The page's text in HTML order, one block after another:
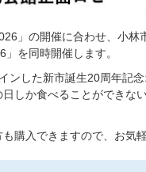
」の開催に合わせ、小
を同時開催します。
ンした新市誕生20周年記
しか食べることができな
購入できますので、お気